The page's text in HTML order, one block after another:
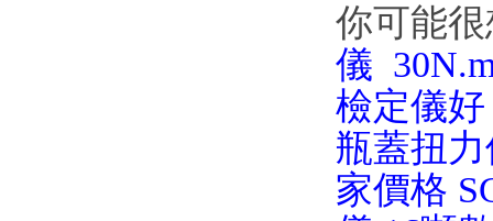
你可能很
儀
檢定儀好
瓶蓋扭
家價格